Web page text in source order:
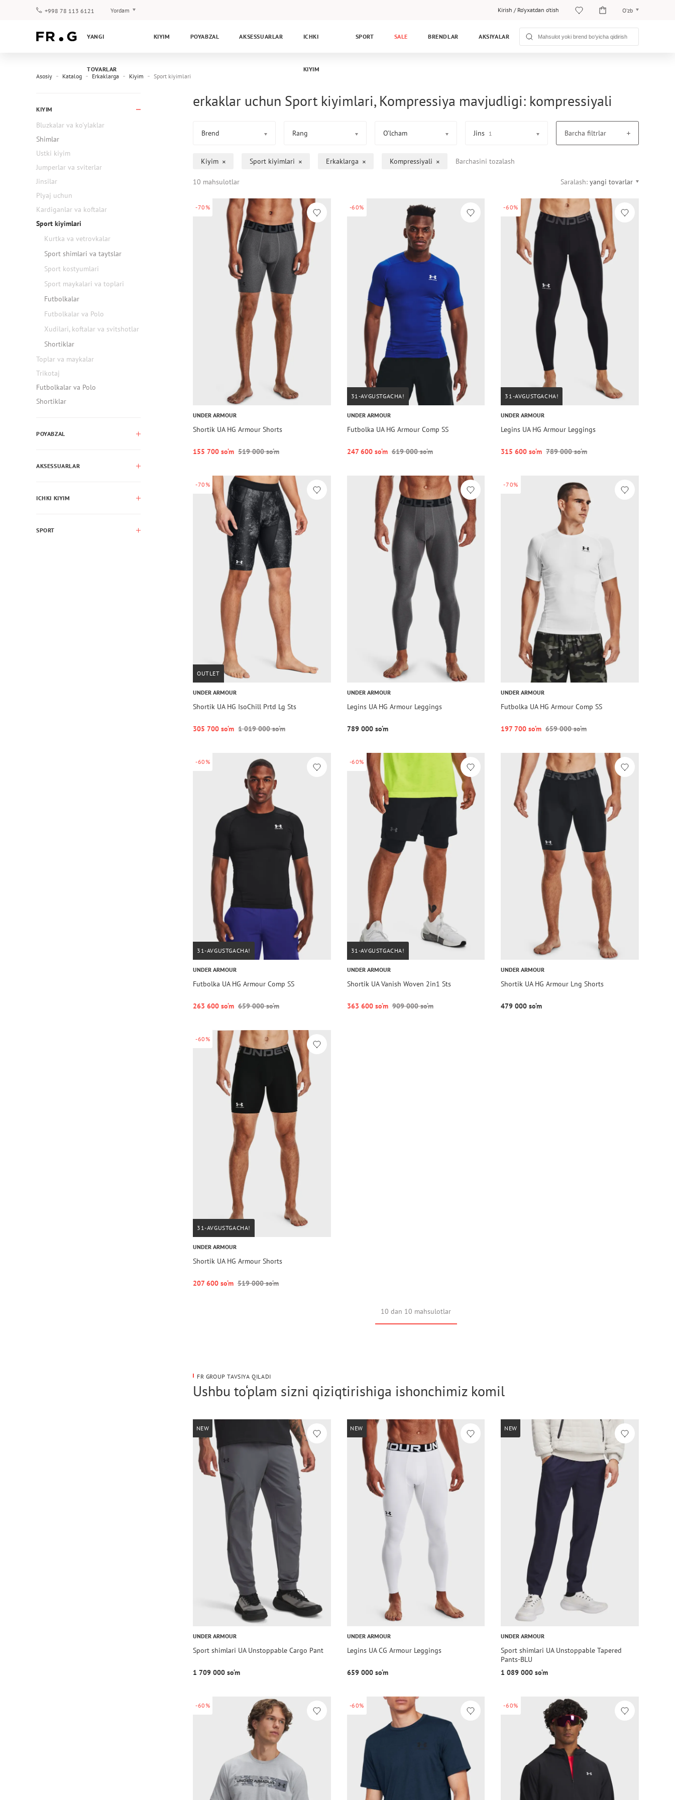
+998 78 113 6121 Yordam
Kafolat
Kirish / Ro‘yxatdan o‘tish O‘zb
Рус
YANGI
TOVARLAR
KIYIM POYABZAL AKSESSUARLAR ICHKI
KIYIM
SPORT SALE BRENDLAR AKSIYALAR
Asosiy Katalog Erkaklarga Kiyim Sport kiyimlari
KIYIM
Bluzkalar va ko'ylaklar
Shimlar
Ustki kiyim
Jumperlar va sviterlar
Jinsilar
Plyaj uchun
Kardiganlar va koftalar
Sport kiyimlari
Kurtka va vetrovkalar
Sport shimlari va taytslar
Sport kostyumlari
Sport maykalari va toplari
Futbolkalar
Futbolkalar va Polo
Xudilari, koftalar va svitshotlar
Shortiklar
Toplar va maykalar
Trikotaj
Futbolkalar va Polo
Shortiklar
POYABZAL
AKSESSUARLAR
ICHKI KIYIM
SPORT
erkaklar uchun Sport kiyimlari, Kompressiya mavjudligi: kompressiyali
Brend Rang O’lcham Jins 1 Barcha filtrlar
Kiyim Sport kiyimlari Erkaklarga Kompressiyali Barchasini tozalash
10 mahsulotlar Saralash: yangi tovarlar
-70%
UNDER ARMOUR
Shortik UA HG Armour Shorts
155 700 so‘m 519 000 so‘m
-60%
31-AVGUSTGACHA!
UNDER ARMOUR
Futbolka UA HG Armour Comp SS
247 600 so‘m 619 000 so‘m
-60%
31-AVGUSTGACHA!
UNDER ARMOUR
Legins UA HG Armour Leggings
315 600 so‘m 789 000 so‘m
-70%
OUTLET
UNDER ARMOUR
Shortik UA HG IsoChill Prtd Lg Sts
305 700 so‘m 1 019 000 so‘m
UNDER ARMOUR
Legins UA HG Armour Leggings
789 000 so‘m
-70%
UNDER ARMOUR
Futbolka UA HG Armour Comp SS
197 700 so‘m 659 000 so‘m
-60%
31-AVGUSTGACHA!
UNDER ARMOUR
Futbolka UA HG Armour Comp SS
263 600 so‘m 659 000 so‘m
-60%
31-AVGUSTGACHA!
UNDER ARMOUR
Shortik UA Vanish Woven 2in1 Sts
363 600 so‘m 909 000 so‘m
UNDER ARMOUR
Shortik UA HG Armour Lng Shorts
479 000 so‘m
-60%
31-AVGUSTGACHA!
UNDER ARMOUR
Shortik UA HG Armour Shorts
207 600 so‘m 519 000 so‘m
10 dan 10 mahsulotlar
FR GROUP TAVSIYA QILADI
Ushbu to‘plam sizni qiziqtirishiga ishonchimiz komil
NEW
UNDER ARMOUR
Sport shimlari UA Unstoppable Cargo Pant
1 709 000 so‘m
NEW
UNDER ARMOUR
Legins UA CG Armour Leggings
659 000 so‘m
NEW
UNDER ARMOUR
Sport shimlari UA Unstoppable Tapered
Pants-BLU
1 089 000 so‘m
-60% -60% -60%